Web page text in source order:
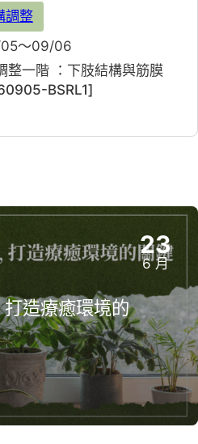
整一階 ：下肢結構與筋膜
BSRL1]
調整
～09/06
23
6 月
造療癒環境的